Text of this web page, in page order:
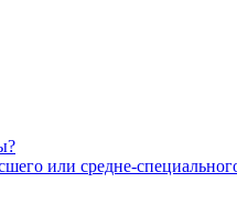
или средне-